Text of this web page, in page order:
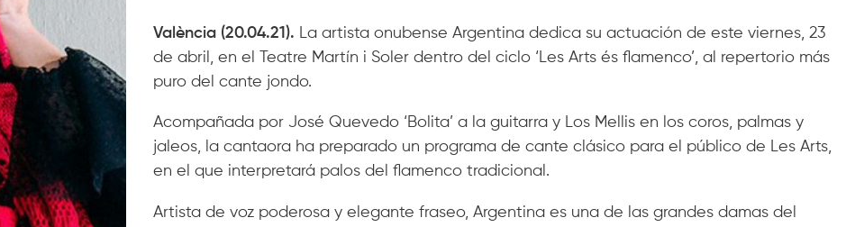
València (20.04.21). La artista onubense Argentina dedica su actuación de este viernes, 23
de abril, en el Teatre Martín i Soler dentro del ciclo ‘Les Arts és flamenco’, al repertorio más
puro del cante jondo.
Acompañada por José Quevedo ‘Bolita’ a la guitarra y Los Mellis en los coros, palmas y
jaleos, la cantaora ha preparado un programa de cante clásico para el público de Les Arts,
en el que interpretará palos del flamenco tradicional.
Artista de voz poderosa y elegante fraseo, Argentina es una de las grandes damas del